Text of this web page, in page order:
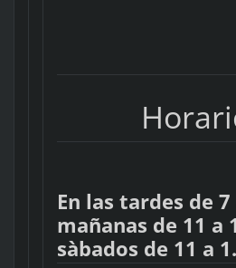
En las tardes de 7
mañanas de 11 a
sàbados de 11 a 1.